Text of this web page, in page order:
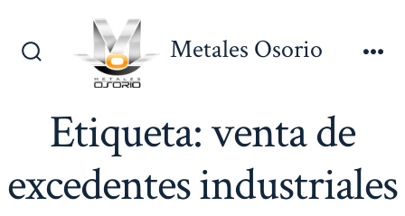
Alternar
Metales Osorio
Etiqueta:venta de
excedentes industriales